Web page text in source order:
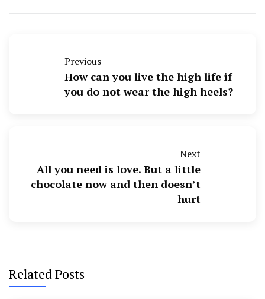
Previous
How can you live the high life if
you do not wear the high heels?
Next
All you need is love. But a little
chocolate now and then doesn’t
hurt
Related Posts